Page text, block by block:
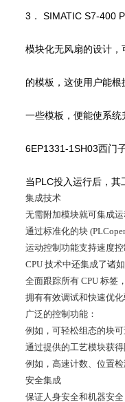
3． SIMATIC S7-400
模块化无风扇的设计
的模板，这使用户能
一些模板，便能使系
6EP1331-1SH03西门
当PLC投入运行后，
集成技术
无需附加模块就可集成
通过标准化的块
运动控制功能支持速度
CPU 技术中还集成了诸
全面跟踪所有 CPU 标签
拥有有效调试和快速优
广泛的控制功能：
例如，可轻松组态的块
通过提供的工艺模块获
例如，高速计数、位置
安全集成
保证人身安全和机器安